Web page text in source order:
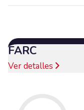
FARC
Ver detalles